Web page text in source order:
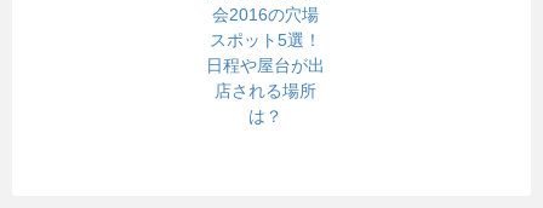
会2016の穴場
スポット5選！
日程や屋台が出
店される場所
は？